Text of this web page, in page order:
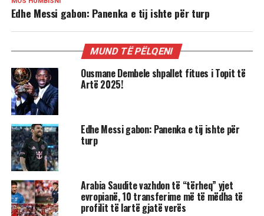
Edhe Messi gabon: Panenka e tij ishte për turp
MUND TË PËLQENI
Ousmane Dembele shpallet fitues i Topit të
Artë 2025!
Edhe Messi gabon: Panenka e tij ishte për
turp
Arabia Saudite vazhdon të “tërheq” yjet
evropianë, 10 transferime më të mëdha të
profilit të lartë gjatë verës